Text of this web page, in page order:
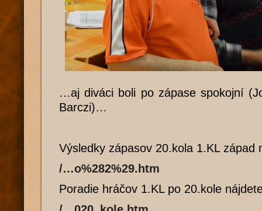
…aj diváci boli po zápase spokojní
Barczi)…
Výsledky zápasov 20.kola 1.KL západ
/…o%282%29.htm
Poradie hráčov 1.KL po 20.kole